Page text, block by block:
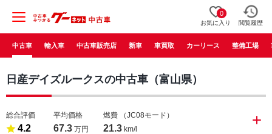
0
お気に入り 閲覧履歴
中古車 輸入車 中古車販売店 新車 車買取 カーリース 整備工場
日産デイズルークスの中古車（富山県）
総合評価
4.2
平均価格
67.3 万円
燃費 （JC08モード）
21.3 km/l